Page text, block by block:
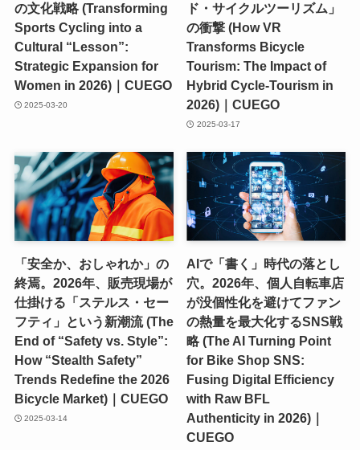
の文化戦略 (Transforming
Sports Cycling into a
Cultural “Lesson”:
Strategic Expansion for
Women in 2026)｜CUEGO
2025-03-20
ド・サイクルツーリズム」
の衝撃 (How VR
Transforms Bicycle
Tourism: The Impact of
Hybrid Cycle-Tourism in
2026)｜CUEGO
2025-03-17
「安全か、おしゃれか」の
終焉。2026年、販売現場が
仕掛ける「ステルス・セー
フティ」という新潮流 (The
End of “Safety vs. Style”:
How “Stealth Safety”
Trends Redefine the 2026
Bicycle Market)｜CUEGO
2025-03-14
AIで「書く」時代の落とし
穴。2026年、個人自転車店
が没個性化を避けてファン
の熱量を最大化するSNS戦
略 (The AI Turning Point
for Bike Shop SNS:
Fusing Digital Efficiency
with Raw BFL
Authenticity in 2026)｜
CUEGO